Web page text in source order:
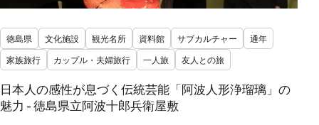
徳島県 文化施設 観光名所 資料館 サブカルチャー
通年
家族旅行
カップル・夫婦旅行 一人旅 友人との旅
日本人の感性が息づく伝統芸能「阿波人形浄瑠璃」の
魅力 - 徳島県立阿波十郎兵衛屋敷